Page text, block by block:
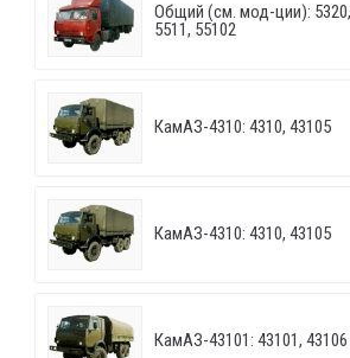
Общий (см. мод-ции): 5320,
5511, 55102
КамАЗ-4310: 4310, 43105
КамАЗ-4310: 4310, 43105
КамАЗ-43101: 43101, 43106